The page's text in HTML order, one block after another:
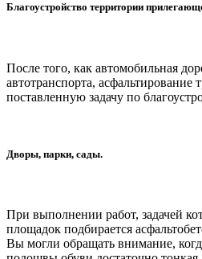
Благоустройство территории
После того, как автомобильная
автотранспорта,
поставленную задачу по
Дворы, парки, сады.
При выполнении работ, задачей
площадок подбирается
Вы могли обращать внимание,